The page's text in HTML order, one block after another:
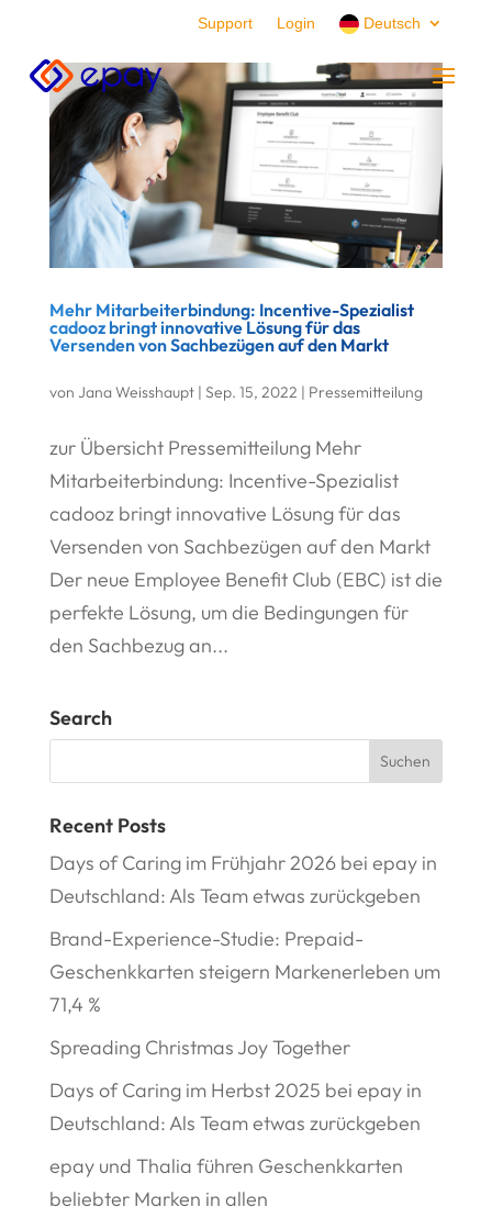
Support Login Deutsch
Mehr Mitarbeiterbindung: Incentive-Spezialist
cadooz bringt innovative Lösung für das
Versenden von Sachbezügen auf den Markt
von Jana Weisshaupt| Sep. 15, 2022 | Pressemitteilung
zur Übersicht Pressemitteilung Mehr
Mitarbeiterbindung: Incentive-Spezialist
cadooz bringt innovative Lösung für das
Versenden von Sachbezügen auf den Markt
Der neue Employee Benefit Club (EBC) ist die
perfekte Lösung, um die Bedingungen für
den Sachbezug an...
Search
Recent Posts
Days of Caring im Frühjahr 2026 bei epay in
Deutschland: Als Team etwas zurückgeben
Brand-Experience-Studie: Prepaid-
Geschenkkarten steigern Markenerleben um
71,4 %
Spreading Christmas Joy Together
Days of Caring im Herbst 2025 bei epay in
Deutschland: Als Team etwas zurückgeben
epay und Thalia führen Geschenkkarten
beliebter Marken in allen